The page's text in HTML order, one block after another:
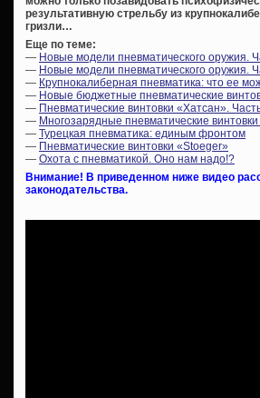
результативную стрельбу из
гризли…
Еще по теме:
— Новые модели пневматического оружия.
— Новые модели пневматического оружия.
— Крупнокалиберная пневматика: что ее
— Новые бюджетные пневматические
— Пневматические винтовки «Хатсан».
— Многозарядные пневматические
— Турецкая пневматика: единым фронтом
— Пневматические винтовки «Stoeger»
— Охота с пневматикой. Оно нам надо!?
Внимание! В приведенном ниже видео
законодательства.